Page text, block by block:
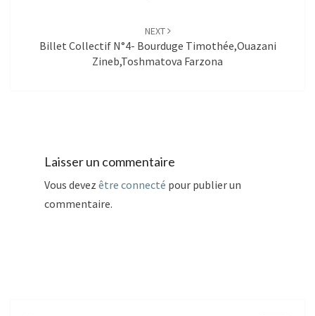
NEXT
Billet Collectif N°4- Bourduge Timothée,Ouazani
Zineb,Toshmatova Farzona
Laisser un commentaire
Vous devez être connecté pour publier un
commentaire.